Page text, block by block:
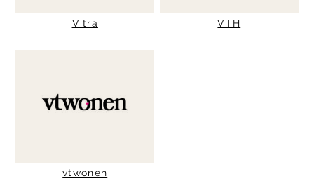
Vitra VTH
vtwonen